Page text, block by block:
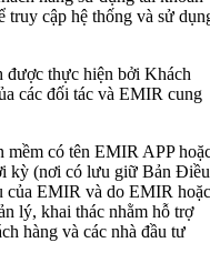
truy cập hệ thống và sử
được thực hiện bởi Khách
các đối tác và EMIR cung
mềm có tên EMIR APP
kỳ (nơi có lưu giữ Bản Điều
của EMIR và do EMIR hoặc
lý, khai thác nhằm hỗ trợ
hàng và các nhà đầu tư